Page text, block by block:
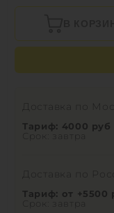
Доставка по
Тариф: 4000 руб
Срок: завтра
Доставка по
Тариф: от +5500
Срок: завтра